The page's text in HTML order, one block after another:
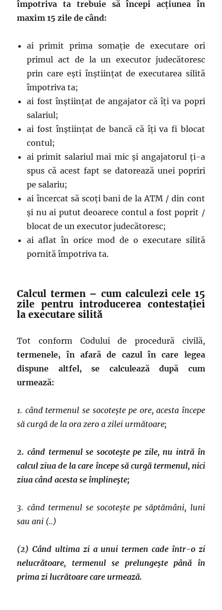
împotriva ta trebuie să începi acțiunea în
maxim 15 zile de când:
ai primit prima somație de executare ori
primul act de la un executor judecătoresc
prin care ești înștiințat de executarea silită
împotriva ta;
ai fost înștiințat de angajator că îți va popri
salariul;
ai fost înștiințat de bancă că îți va fi blocat
contul;
ai primit salariul mai mic și angajatorul ți-a
spus că acest fapt se datorează unei popriri
pe salariu;
ai încercat să scoți bani de la ATM / din cont
și nu ai putut deoarece contul a fost poprit /
blocat de un executor judecătoresc;
ai aflat în orice mod de o executare silită
pornită împotriva ta.
Calcul termen – cum calculezi cele 15
zile pentru introducerea contestației
la executare silită
Tot conform Codului de procedură civilă,
termenele, în afară de cazul în care legea
dispune altfel, se calculează după cum
urmează:
1. când termenul se socotește pe ore, acesta începe
să curgă de la ora zero a zilei următoare;
2. când termenul se socoteşte pe zile, nu intră în
calcul ziua de la care începe să curgă termenul, nici
ziua când acesta se împlineşte;
3. când termenul se socoteşte pe săptămâni, luni
sau ani (..)
(2) Când ultima zi a unui termen cade într-o zi
nelucrătoare, termenul se prelungeşte până în
prima zi lucrătoare care urmează.